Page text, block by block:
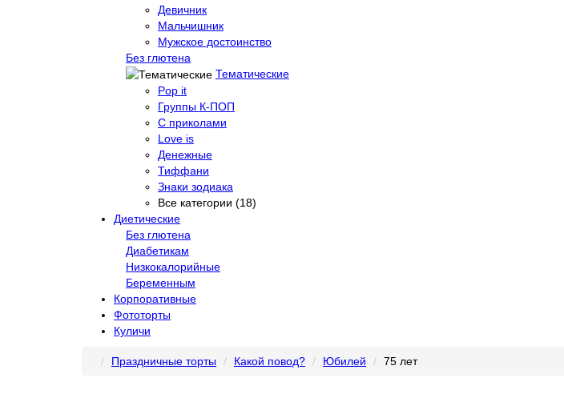
Девичник
Мальчишник
Мужское достоинство
Без глютена
Тематические
Pop it
Группы К-ПОП
С приколами
Love is
Денежные
Тиффани
Знаки зодиака
Все категории (18)
Диетические
Без глютена
Диабетикам
Низкокалорийные
Беременным
Корпоративные
Фототорты
Куличи
Праздничные торты Какой повод? Юбилей 75 лет